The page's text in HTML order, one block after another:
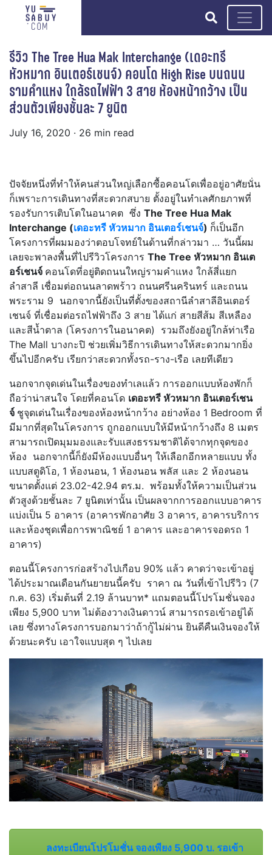
search
รีวิว The Tree Hua Mak Interchange (เดอะทรี
หัวหมาก อินเตอร์เชนจ์) คอนโด High Rise บนถนน
รามคำแหง ใกล้รถไฟฟ้า 3 สาย ห้องหน้ากว้าง เป็น
ส่วนตัวเพียงชั้นละ 7 ยูนิต
July 16, 2020 · 26 min read
ปัจจัยหนึ่งที่ทำให้คนส่วนใหญ่เลือกซื้อคอนโดเพื่ออยู่อาศัยนั่น
ก็เพราะการเดินทางที่สะดวกสบาย ตั้งอยู่ในทำเลศักยภาพที่
รองรับการเติบโตในอนาคต ซึ่ง The Tree Hua Mak
Interchange (เดอะทรี หัวหมาก อินเตอร์เชนจ์) ก็เป็นอีก
โครงการที่ผมมองว่าตอบโจทย์ในด้านที่กล่าวมา … วันนี้ผม
เลยจะพาลงพื้นที่ไปรีวิวโครงการ The Tree หัวหมาก อินเต
อร์เชนจ์ คอนโดที่อยู่ติดถนนใหญ่รามคำแหง ใกล้สี่แยก
ลำสาลี เชื่อมต่อถนนลาดพร้าว ถนนศรีนครินทร์ และถนน
พระราม 9 นอกจากนี้ยังเป็นที่ตั้งของสถานีลำสาลีอินเตอร์
เชนจ์ ที่เชื่อมต่อรถไฟฟ้าถึง 3 สาย ได้แก่ สายสีส้ม สีเหลือง
และสีน้ำตาล (โครงการในอนาคต) รวมถึงยังอยู่ใกล้ท่าเรือ
The Mall บางกะปิ ช่วยเพิ่มวิธีการเดินทางให้สะดวกมากยิ่ง
ขึ้นไปอีกครับ เรียกว่าสะดวกทั้งรถ-ราง-เรือ เลยทีเดียว
นอกจากจุดเด่นในเรื่องของทำเลแล้ว การออกแบบห้องพักก็
ถือว่าน่าสนใจ โดยที่คอนโด เดอะทรี หัวหมาก อินเตอร์เชน
จ์ ชูจุดเด่นในเรื่องของห้องหน้ากว้าง อย่างห้อง 1 Bedroom ที่
มีมากที่สุดในโครงการ ถูกออกแบบให้มีหน้ากว้างถึง 8 เมตร
สามารถเปิดมุมมองและรับแสงธรรมชาติได้จากทุกจุดของ
ห้อง นอกจากนี้ก็ยังมีห้องแบบอื่นๆ ให้เลือกอีกหลายแบบ ทั้ง
แบบสตูดิโอ, 1 ห้องนอน, 1 ห้องนอน พลัส และ 2 ห้องนอน
ขนาดตั้งแต่ 23.02-42.94 ตร.ม. พร้อมทั้งให้ความเป็นส่วน
ตัวสูงด้วยชั้นละ 7 ยูนิตเท่านั้น เป็นผลจากการออกแบบอาคาร
แบ่งเป็น 5 อาคาร (อาคารพักอาศัย 3 อาคาร, อาคารบริการ
และห้องชุดเพื่อการพาณิชย์ 1 อาคาร และอาคารจอดรถ 1
อาคาร)
ตอนนี้โครงการก่อสร้างไปเกือบ 90% แล้ว คาดว่าจะเข้าอยู่
ได้ประมาณเดือนกันยายนนี้ครับ ราคา ณ วันที่เข้าไปรีวิว (7
ก.ค. 63) เริ่มต้นที่ 2.19 ล้านบาท* แถมตอนนี้โปรโมชั่นจอง
เพียง 5,900 บาท ไม่ต้องวางเงินดาวน์ สามารถรอเข้าอยู่ได้
เลย ซึ่งทางโครงการบอกมาว่าถ้ากู้ไม่ผ่าน ยินดีคืนเงินจองให้
ด้วยนะครับ เอาใจแบบสุด ๆ ไปเลย
ลงทะเบียนโปรโมชั่น จองเพียง 5,900 บ. รอเข้า